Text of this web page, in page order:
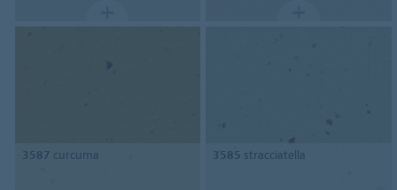
3587 curcuma 3585 stracciatella